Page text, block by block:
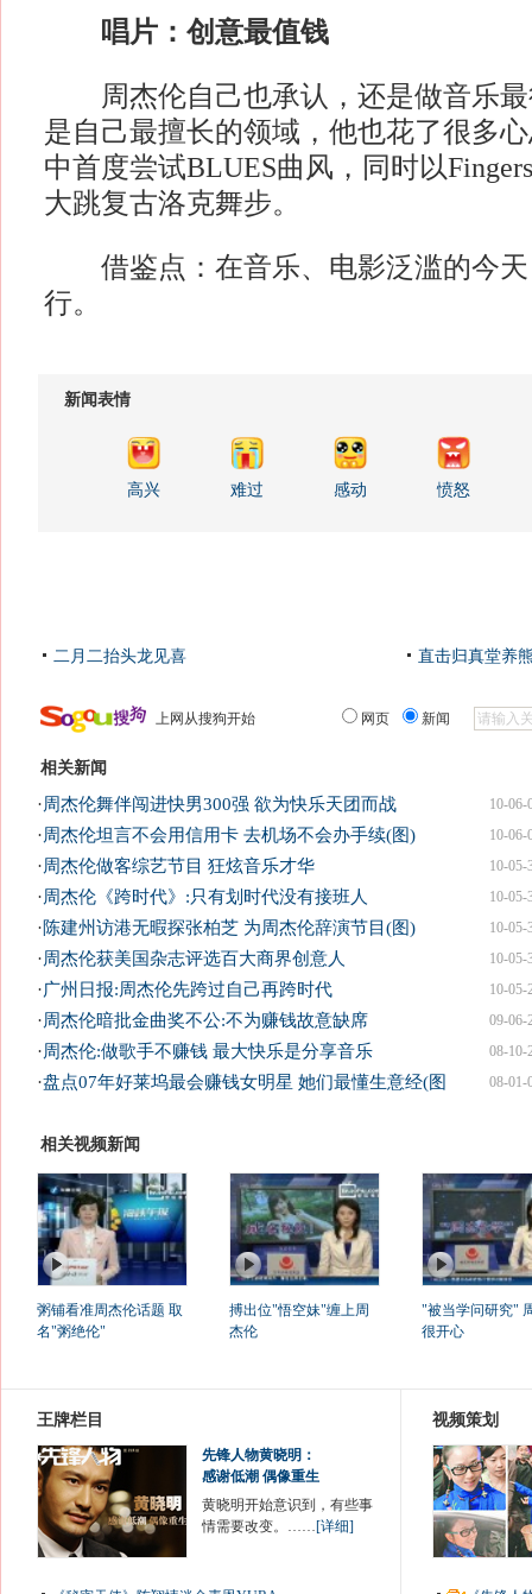
唱片：创意最值钱
周杰伦自己也承认，还是做音乐最
是自己最擅长的领域，他也花了很多
中首度尝试BLUES曲风，同时以
大跳复古洛克舞步。
借鉴点：在音乐、电影泛滥的今天
行。
新闻表情
高兴 难过 感动 愤怒
二月二抬头龙见喜 直击归真堂养
上网从搜狗开始 网页 新闻
相关新闻
10-06-
·周杰伦舞伴闯进快男300强 欲为快乐天团而战
10-06-
·周杰伦坦言不会用信用卡 去机场不会办手续(图)
10-05-
·周杰伦做客综艺节目 狂炫音乐才华
10-05-
·周杰伦《跨时代》:只有划时代没有接班人
10-05-
·陈建州访港无暇探张柏芝 为周杰伦辞演节目(图)
10-05-
·周杰伦获美国杂志评选百大商界创意人
10-05-
·广州日报:周杰伦先跨过自己再跨时代
09-06-
·周杰伦暗批金曲奖不公:不为赚钱故意缺席
08-10-
·周杰伦:做歌手不赚钱 最大快乐是分享音乐
08-01-
·盘点07年好莱坞最会赚钱女明星 她们最懂生意经(图
相关视频新闻
粥铺看准周杰伦话题 取
名"粥绝伦"
搏出位"悟空妹"缠上周
杰伦
"被当学问研究"
很开心
王牌栏目
先锋人物黄晓明：
感谢低潮 偶像重生
黄晓明开始意识到，有些事
情需要改变。……[详细]
视频策划